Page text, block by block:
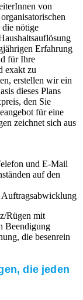
von
die nötige
Erfahrung
für Ihre
exakt zu
erstellen wir ein
dieses Plans
den Sie
für eine
zeichnet sich aus
und E-Mail
auf den
Rügen mit
Beendigung
die besenrein
die jeden